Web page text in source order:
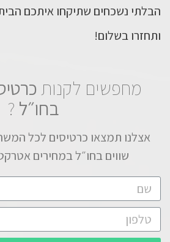
הבלתי נשכחים שתיקחו איתכם
ותחזרו בשלום!
מחפשים לקנות
בחו״ל ?
אצלנו תמצאו כרטיסים לכל
שווים בחו״ל במחירים